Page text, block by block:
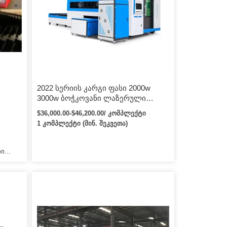
2022 სერიის კარგი ფასი 2000w
3000w ბოჭკოვანი ლაზერული
ლითონის საჭრელი მანქანა
ნახშირბადოვანი ფოლადისთვის,
უჟანგავი ფოლადის საჭრელი
$36,000.00-$46,200.00/ კომპლექტი
1 კომპლექტი (მინ. შეკვეთა)